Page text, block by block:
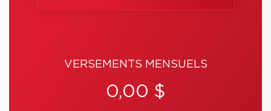
VERSEMENTS MENSUELS
0,00 $